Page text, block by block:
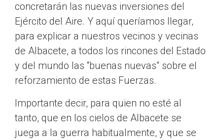
concretarán las nuevas inversiones del
Ejército del Aire. Y aquí queríamos llegar,
para explicar a nuestros vecinos y vecinas
de Albacete, a todos los rincones del Estado
y del mundo las “buenas nuevas” sobre el
reforzamiento de estas Fuerzas.
Importante decir, para quien no esté al
tanto, que en los cielos de Albacete se
juega a la guerra habitualmente, y que se